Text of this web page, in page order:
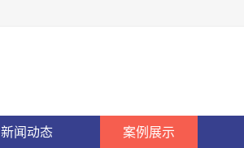
新闻动态 案例展示